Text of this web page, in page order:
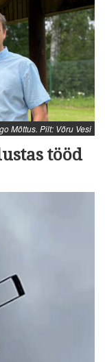
Mõttus. Pilt: Võru Vesi
tööd